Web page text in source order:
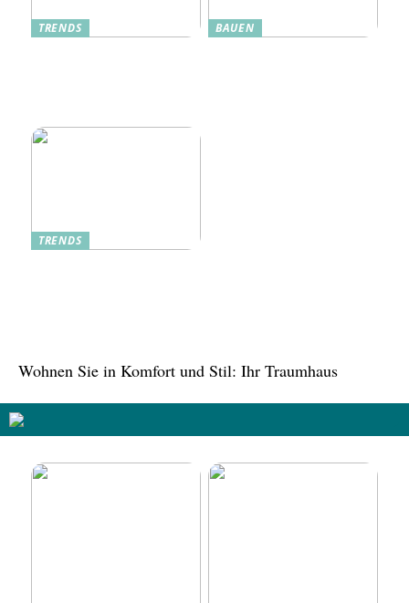
TRENDS BAUEN
TRENDS
Wohnen Sie in Komfort und Stil: Ihr Traumhaus